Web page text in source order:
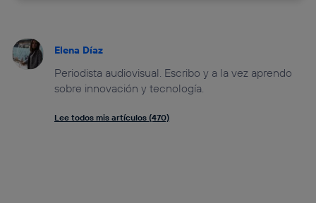
Elena Díaz
Periodista audiovisual. Escribo y a la vez aprendo
sobre innovación y tecnología.
Lee todos mis artículos (470)